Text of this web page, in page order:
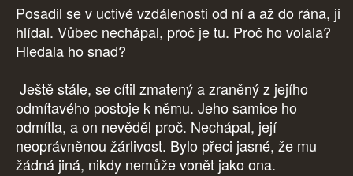
Posadil se v uctivé vzdálenosti od ní a až do rána, ji
hlídal. Vůbec nechápal, proč je tu. Proč ho volala?
Hledala ho snad?
Ještě stále, se cítil zmatený a zraněný z jejího
odmítavého postoje k němu. Jeho samice ho
odmítla, a on nevěděl proč. Nechápal, její
neoprávněnou žárlivost. Bylo přeci jasné, že mu
žádná jiná, nikdy nemůže vonět jako ona.